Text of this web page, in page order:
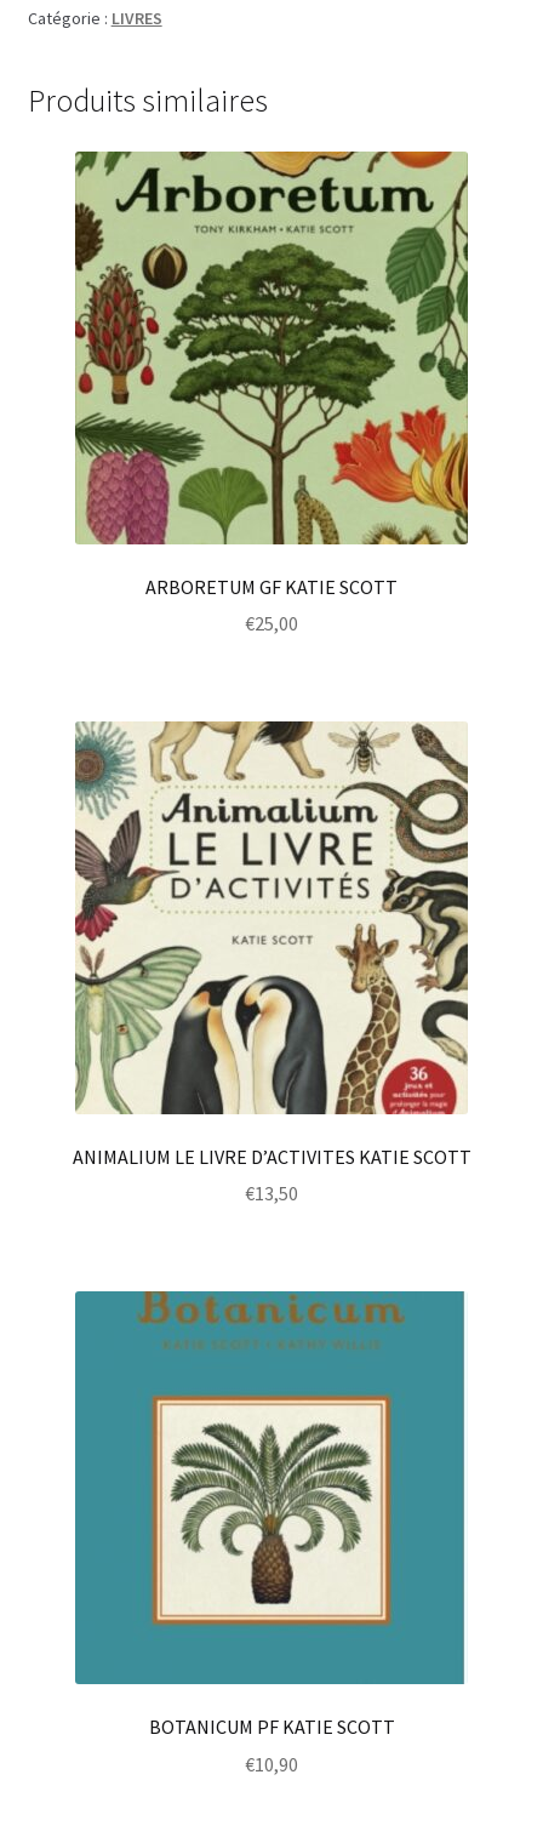
Catégorie : LIVRES
Produits similaires
ARBORETUM GF KATIE SCOTT
€25,00
ANIMALIUM LE LIVRE D’ACTIVITES KATIE SCOTT
€13,50
BOTANICUM PF KATIE SCOTT
€10,90